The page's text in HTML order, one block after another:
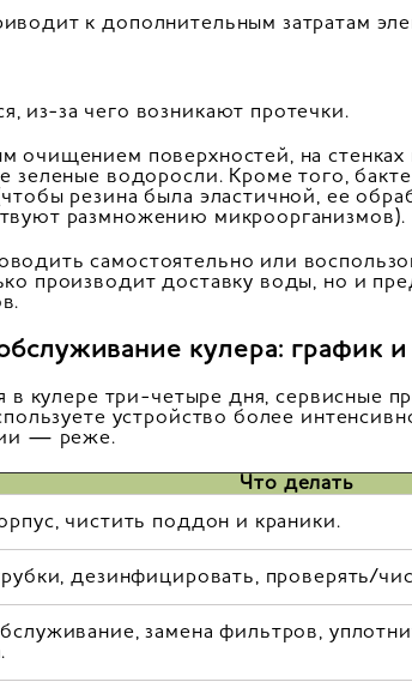
к дополнительным затратам
из-за чего возникают протечки.
очищением поверхностей, на
зеленые водоросли. Кроме того,
резина была эластичной, ее
размножению микроорганизмов).
самостоятельно или
производит доставку воды, но и
кулера: график
в кулере три-четыре дня, сервисные
устройство более
— реже.
Что делать
чистить поддон и краники.
дезинфицировать, проверять/
замена фильтров,